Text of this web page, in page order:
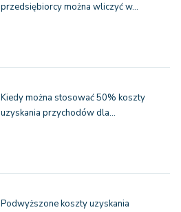
przedsiębiorcy można wliczyć w…
Kiedy można stosować 50% koszty
uzyskania przychodów dla…
Podwyższone koszty uzyskania